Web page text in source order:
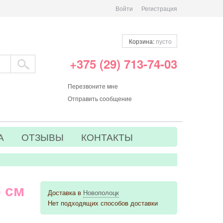
Войти Регистрация
Корзина: пусто
+375 (29) 713-74-03
Перезвоните мне
Отправить сообщение
ОТЗЫВЫ КОНТАКТЫ
см
Доставка в Новополоцк
Нет подходящих способов доставки